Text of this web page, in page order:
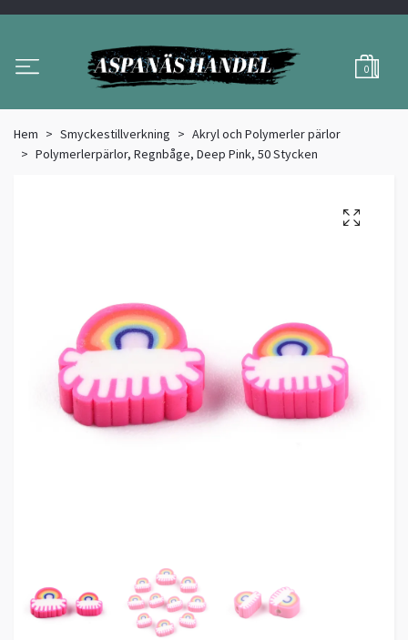
0
Hem Smyckestillverkning
Akryl och Polymerler pärlor
Polymerlerpärlor, Regnbåge, Deep Pink, 50 Stycken